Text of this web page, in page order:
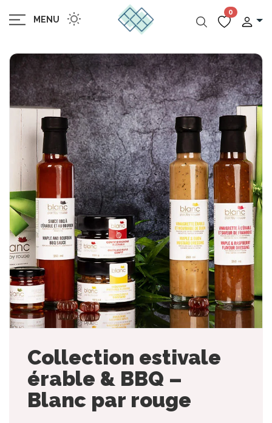
MENU
0
Collection estivale
érable & BBQ –
Blanc par rouge